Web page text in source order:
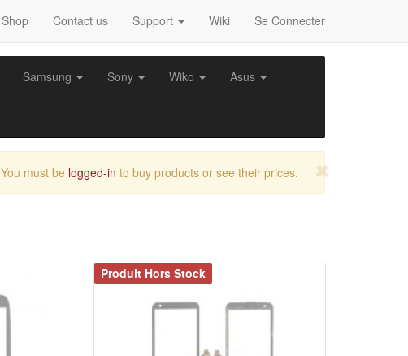
Shop Contact us Support Wiki Se Connecter
Samsung Sony Wiko Asus
You must be logged-in to buy products or see their prices.
Produit Hors Stock